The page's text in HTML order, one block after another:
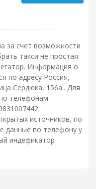
за счет возможности
такси не простая
Информация о
по адресу Россия,
Сердюка, 156а.. Для
телефонам
источников, по
данные по телефону у
индефикатор